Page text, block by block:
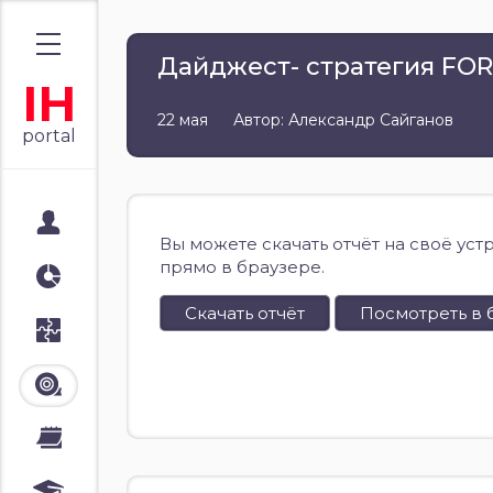
IH
portal
Аналитика
Стратегии
Лента
Календари
Дайджест- стратегия
22 мая Автор: Александр Сайганов
Вы можете скачать отчёт на своё
прямо в браузере.
Скачать отчёт Посмотреть в